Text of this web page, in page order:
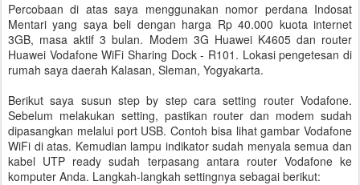
Percobaan di atas saya menggunakan nomor perdana Indosat
Mentari yang saya beli dengan harga Rp 40.000 kuota internet
3GB, masa aktif 3 bulan. Modem 3G Huawei K4605 dan router
Huawei Vodafone WiFi Sharing Dock - R101. Lokasi pengetesan di
rumah saya daerah Kalasan, Sleman, Yogyakarta.
Berikut saya susun step by step cara setting router Vodafone.
Sebelum melakukan setting, pastikan router dan modem sudah
dipasangkan melalui port USB. Contoh bisa lihat gambar Vodafone
WiFi di atas. Kemudian lampu indikator sudah menyala semua dan
kabel UTP ready sudah terpasang antara router Vodafone ke
komputer Anda. Langkah-langkah settingnya sebagai berikut: